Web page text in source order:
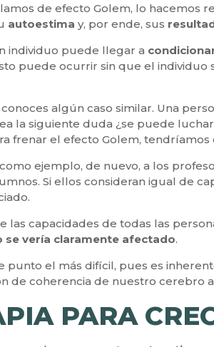
de efecto Golem, lo hacemos
autoestima y, por ende, sus
individuo puede llegar a
puede ocurrir sin que el
algún caso similar. Una
la siguiente duda ¿se puede
frenar el efecto Golem,
ejemplo, de nuevo, a los
Si ellos consideran igual de
las capacidades de todas las
se vería claramente afectado.
punto el más difícil, pues es
de coherencia de nuestro cerebro
PARA